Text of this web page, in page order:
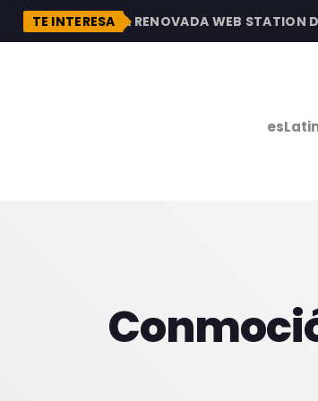
TE INTERESA
DESCUBRE LA RENOVADA WEB STATION